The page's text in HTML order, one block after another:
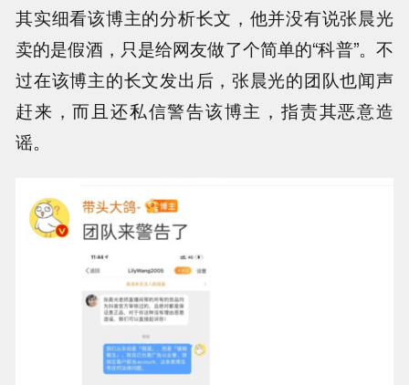
其实细看该博主的分析长文，他并没有说张晨光
卖的是假酒，只是给网友做了个简单的“科普”。不
过在该博主的长文发出后，张晨光的团队也闻声
赶来，而且还私信警告该博主，指责其恶意造
谣。